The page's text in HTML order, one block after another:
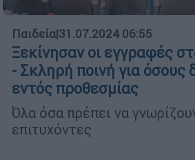
Παιδεία|31.07.2024 06:55
Ξεκίνησαν οι εγγραφές
- Σκληρή ποινή για όσους
εντός προθεσμίας
Όλα όσα πρέπει να
επιτυχόντες